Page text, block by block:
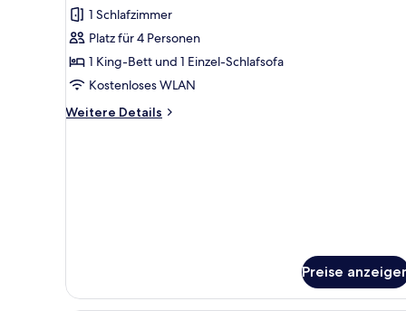
Schlafzimmer
anzeigen
1 Schlafzimmer
Platz für 4 Personen
1 King-Bett und 1 Einzel-Schlafsofa
Kostenloses WLAN
Weitere Details
Weitere
Preise